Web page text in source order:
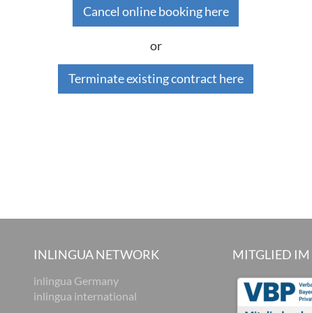
Cancel online booking here
or
Terminate existing contract here
INLINGUA NETWORK
inlingua Germany
inlingua international
MITGLIED IM